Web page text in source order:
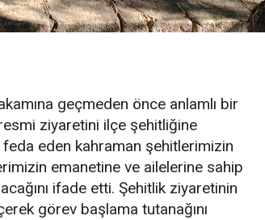
geçmeden önce anlamlı bir
ziyaretini ilçe şehitliğine
feda eden kahraman şehitlerimizin
emanetine ve ailelerine sahip
ifade etti. Şehitlik ziyaretinin
görev başlama tutanağını